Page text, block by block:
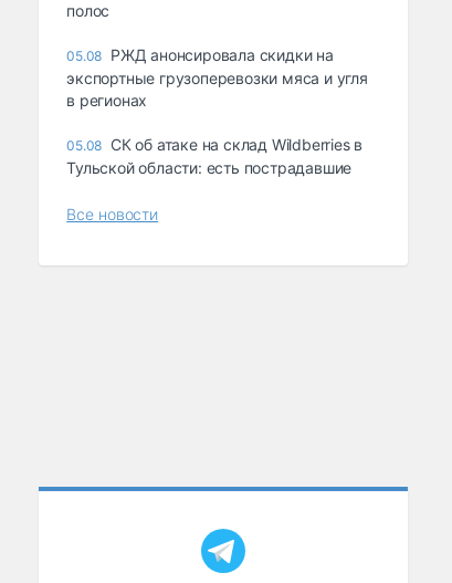
полос
05.08 РЖД анонсировала скидки на
экспортные грузоперевозки мяса и угля
в регионах
05.08 СК об атаке на склад Wildberries в
Тульской области: есть пострадавшие
Все новости